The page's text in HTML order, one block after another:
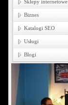
Sklepy internetowe
Biznes
Katalogi SEO
Usługi
Blogi